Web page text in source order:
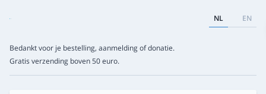
NL EN
Bedankt voor je bestelling, aanmelding of donatie.
Gratis verzending boven 50 euro.